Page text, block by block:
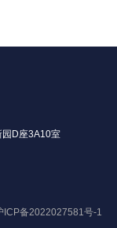
园D座3A10室
ICP备2022027581号-1